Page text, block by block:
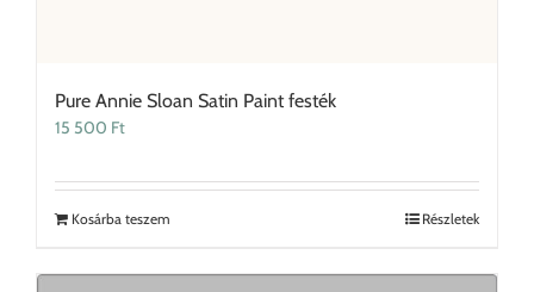
Pure Annie Sloan Satin Paint festék
15 500 Ft
Kosárba teszem Részletek